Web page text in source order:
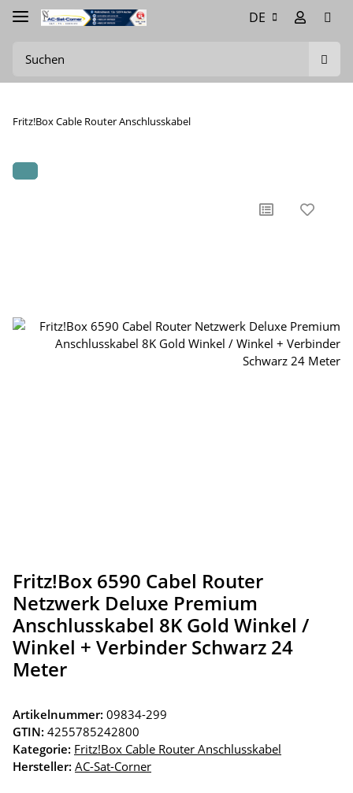
DE
Fritz!Box Cable Router Anschlusskabel
Fritz!Box 6590 Cabel Router
Netzwerk Deluxe Premium
Anschlusskabel 8K Gold Winkel /
Winkel + Verbinder Schwarz 24
Meter
Artikelnummer: 09834-299
GTIN: 4255785242800
Kategorie: Fritz!Box Cable Router Anschlusskabel
Hersteller: AC-Sat-Corner